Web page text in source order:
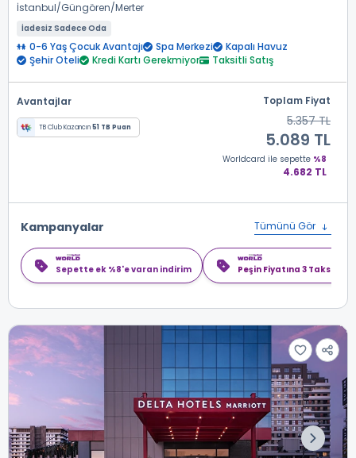
İstanbul Güngören Merter
İadesiz Sadece Oda
0-6 Yaş Çocuk Avantajı Spa Merkezi
Kapalı Havuz
Şehir Oteli
Kredi Kartı Gerekmiyor Taksitli Satış
Avantajlar
TB Club Kazancın51 TB Puan
Toplam Fiyat
5.357 TL
5.089 TL
Worldcard ile sepette %8
4.682 TL
Kampanyalar Tümünü Gör
Sepette ek %8'e varan indirim Peşin Fiyatına 3 Taksit